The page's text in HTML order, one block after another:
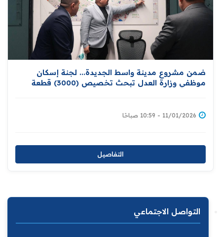
ضمن مشروع مدينة واسط الجديدة... لجنة إسكان
موظفي وزارة العدل تبحث تخصيص (3000) قطعة
11/01/2026 - 10:59 صباحًا
التفاصيل
التواصل الاجتماعي